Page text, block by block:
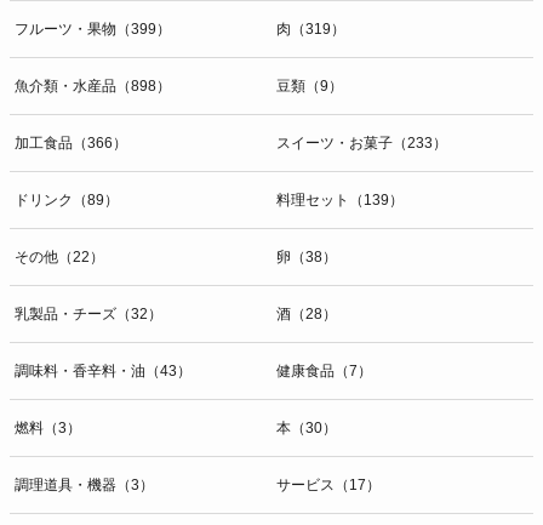
g）本人が個人情報を与えることの任意性及び当該情報を与えなかっ
た場合に本人に生じる結果
個人情報の提供は任意と致しますが、当社が依頼する情報の提供がな
い場合、内容が正確でない場合はサービスの提供やご対応等に支障を
きたす可能性がございますのでご了承下さい。
スログ、Cookie（クッキー）等を用いて管理しています。これらに
は、お客様のお名前、ご住所、電話番号、電子メールアドレスなど、
お客様を特定する個人情報は一切含まれておりません。
個人情報に関する問合わせ窓口
〒106-0044 東京都港区東麻布一丁目２７番１号 東麻布食文化ビル４
ＦＡＸ：047-401-6847
フルーツ・果物（399） 肉（319）
魚介類・水産品（898） 豆類（9）
加工食品（366） スイーツ・お菓子（233）
ドリンク（89） 料理セット（139）
その他（22） 卵（38）
乳製品・チーズ（32） 酒（28）
調味料・香辛料・油（43） 健康食品（7）
燃料（3） 本（30）
調理道具・機器（3） サービス（17）